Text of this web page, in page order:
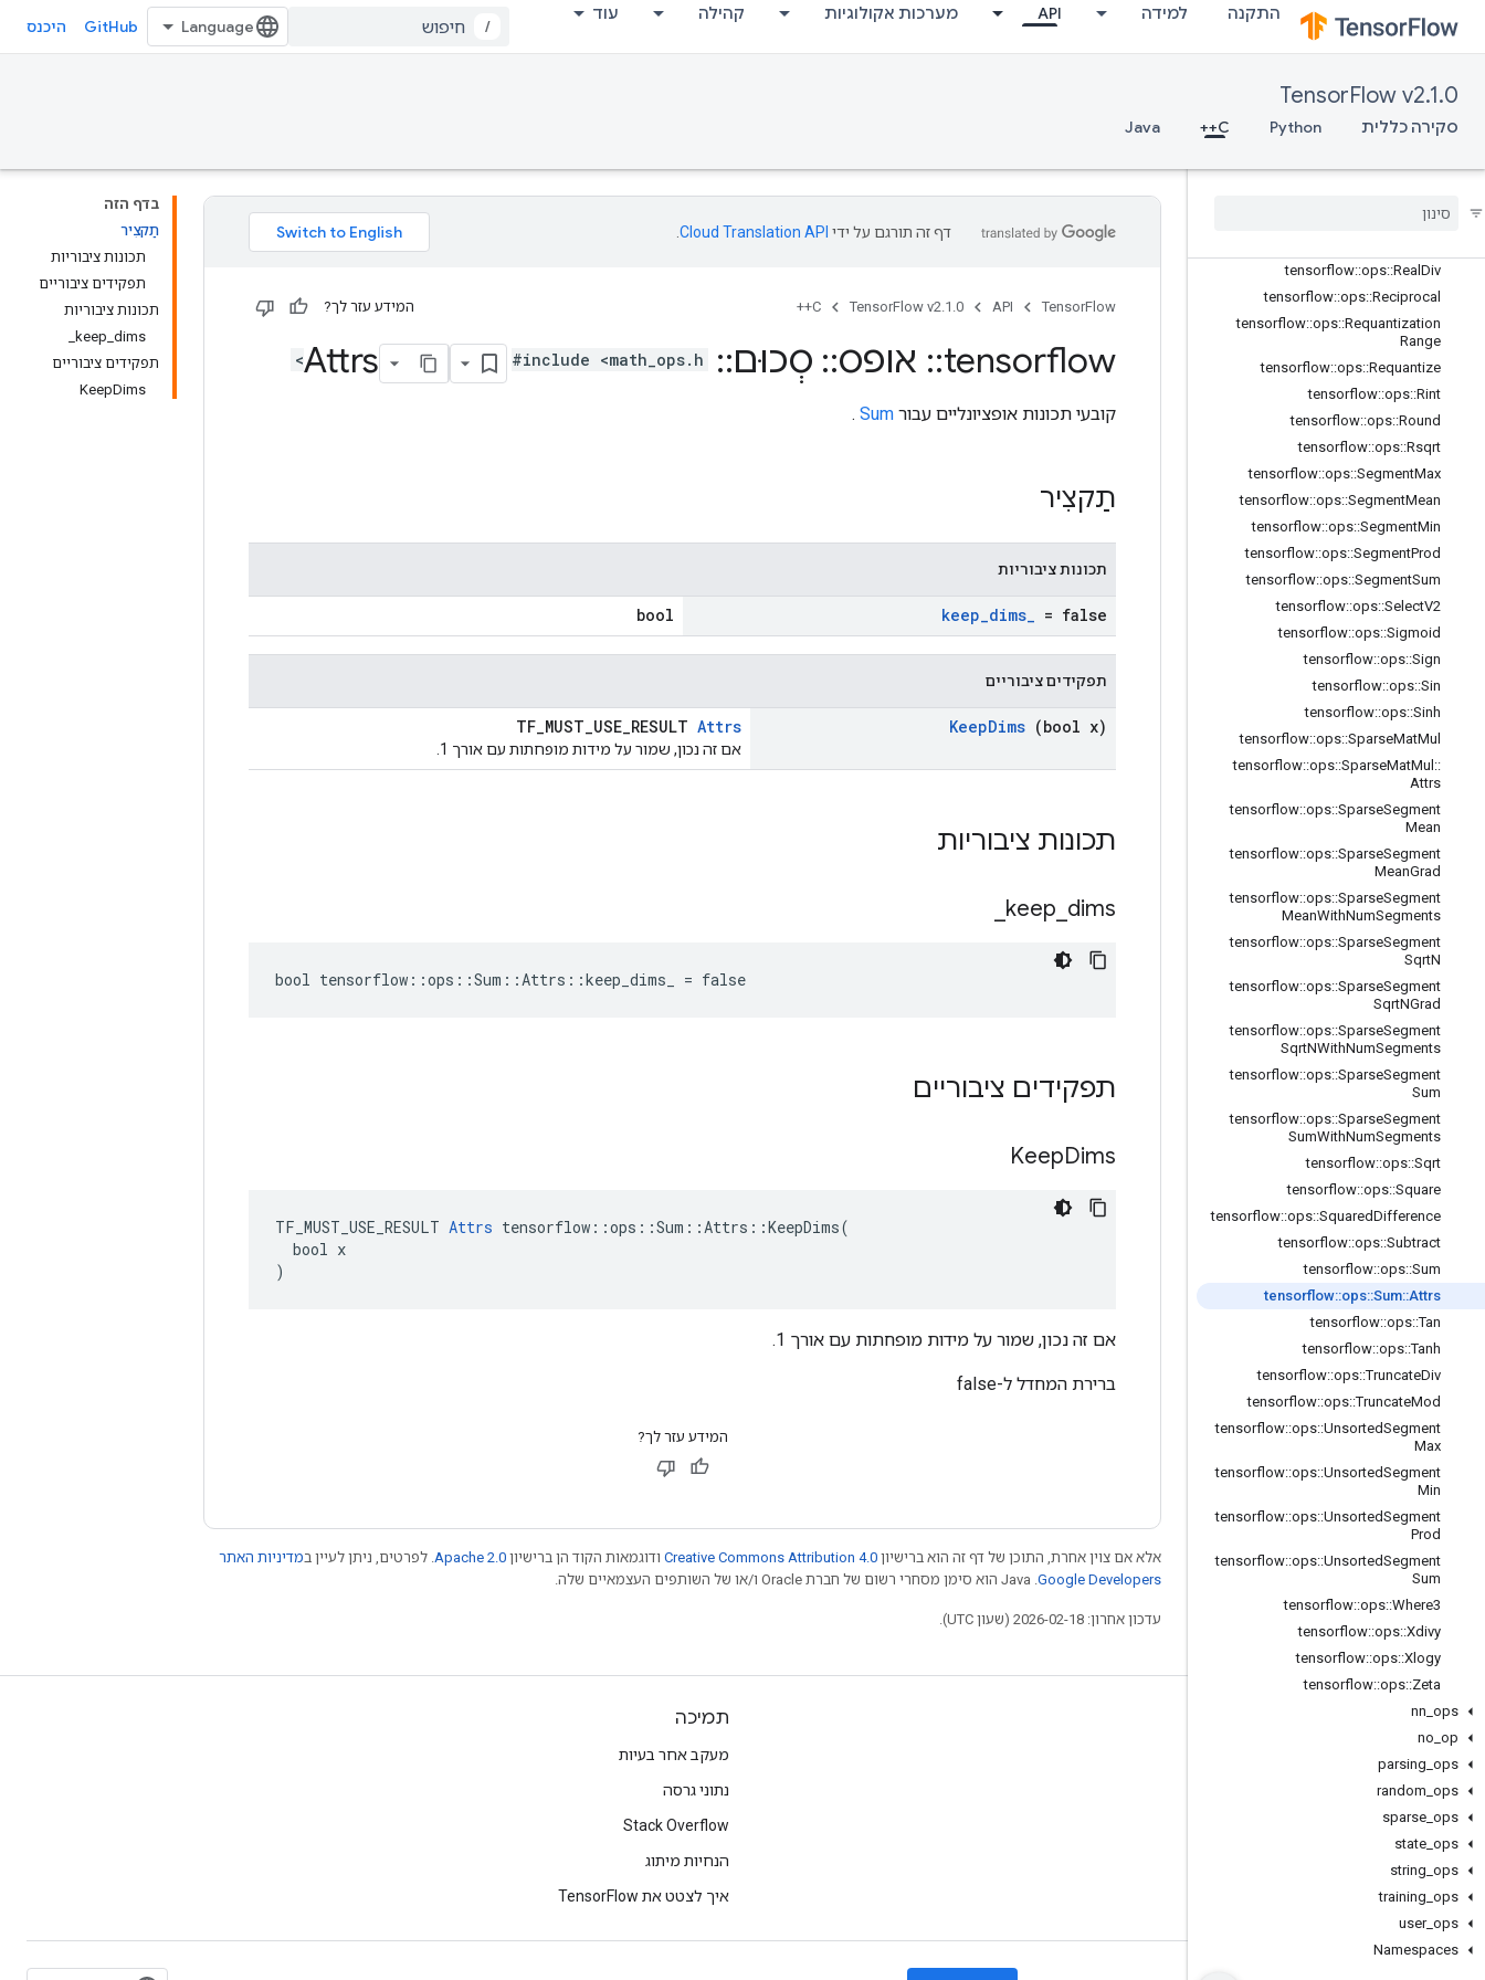
התקנה למידה API מערכות אקולוגיות קהילה עוד
/
GitHub היכנס
TensorFlow v2.1.0
סקירה כללית Python
C++
Java
tensorflow::ops::QuantizedAdd::Attr
s
tensorflow::ops::QuantizedMatMul::
tensorflow::ops::QuantizedMul
Real
tensorflow::ops::Real Div
tensorflow::ops::Reciprocal
tensorflow::ops::Requantization
Range
tensorflow::ops::Requantize
tensorflow::ops::Rint
tensorflow::ops::Round
tensorflow::ops::Rsqrt
tensorflow::ops::SegmentMax
tensorflow::ops::SegmentMean
tensorflow::ops::SegmentMin
tensorflow::ops::SegmentProd
tensorflow::ops::SegmentSum
tensorflow::ops::SelectV2
tensorflow::ops::Sigmoid
tensorflow::ops::Sign
tensorflow::ops::Sin
tensorflow::ops::Sinh
tensorflow::ops::SparseMatMul
tensorflow::ops::SparseMatMul ::
Attrs
tensorflow::ops::SparseSegment
Mean
tensorflow::ops::SparseSegment
MeanGrad
tensorflow::ops::SparseSegment
MeanWithNumSegments
tensorflow::ops::SparseSegment
SqrtN
tensorflow::ops::SparseSegment
SqrtNGrad
tensorflow::ops::SparseSegment
SqrtNWithNumSegments
tensorflow::ops::SparseSegment
Sum
tensorflow::ops::SparseSegment
SumWithNumSegments
tensorflow::ops::Sqrt
tensorflow::ops::Square
tensorflow::ops::SquaredDifference
tensorflow::ops::Subtract
tensorflow::ops::Sum
tensorflow::ops::Sum::Attrs
tensorflow::ops::Tan
tensorflow::ops::Tanh
tensorflow::ops::TruncateDiv
tensorflow::ops::TruncateMod
tensorflow::ops::UnsortedSegment
Max
tensorflow::ops::UnsortedSegment
Min
tensorflow::ops::UnsortedSegment
Prod
tensorflow::ops::UnsortedSegment
Sum
tensorflow::ops::Where3
tensorflow::ops::Xdivy
tensorflow::ops::Xlogy
tensorflow::ops::Zeta
nn ops
no op
parsing ops
random ops
sparse ops
state ops
string ops
training ops
user_ ops
Namespaces
בדף הזה
תַקצִיר
תכונות ציבוריות
תפקידים ציבוריים
תכונות ציבוריות
keep_dims_
תפקידים ציבוריים
KeepDims
דף זה תורגם על ידי Cloud Translation API
TensorFlow
API
TensorFlow v2.1.0
C++ המידע עזר לך?
tensorflow
:: אופס:: סְכוּם::
#include <math_ops.h>
קובעי תכונות אופציונליים עבור Sum
.
תַקצִיר
תכונות ציבוריות
keep_dims_ = false
bool
תפקידים ציבוריים
KeepDims (bool x)
TF_MUST_USE_RESULT Attrs
אם זה נכון, שמור על מידות מופחתות עם אורך 1.
תכונות ציבוריות
keep dims
bool tensorflow::ops::Sum::Attrs::keep_dims_ = false
תפקידים ציבוריים
KeepDims
TF_MUST_USE_RESULT Attrs tensorflow::ops::Sum::Attrs::KeepDims(
  bool x
)
אם זה נכון, שמור על מידות מופחתות עם אורך 1.
ברירת המחדל ל-false
המידע עזר לך?
אלא אם צוין אחרת, התוכן של דף זה הוא ברישיון Creative Commons Attribution 4.0 ודוגמאות הקוד הן ברישיון Apache 2.0 . לפרטים, ניתן לעיין במדיניות האתר
Google Developers‏
עדכון אחרון: 2026-02-18 (שעון UTC).
לא להתנתק
פורום
GitHub
YouTube
תמיכה
מעקב אחר בעיות
נתוני גרסה
Stack Overflow
הנחיות מיתוג
איך לצטט את TensorFlow